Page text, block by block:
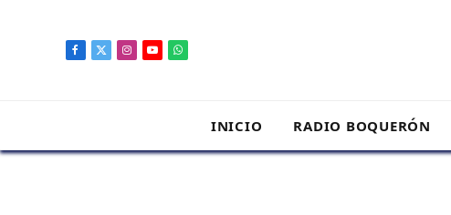
Facebook
X
Instagram
YouTubeWhatsApp
INICIO RADIO BOQUERÓN